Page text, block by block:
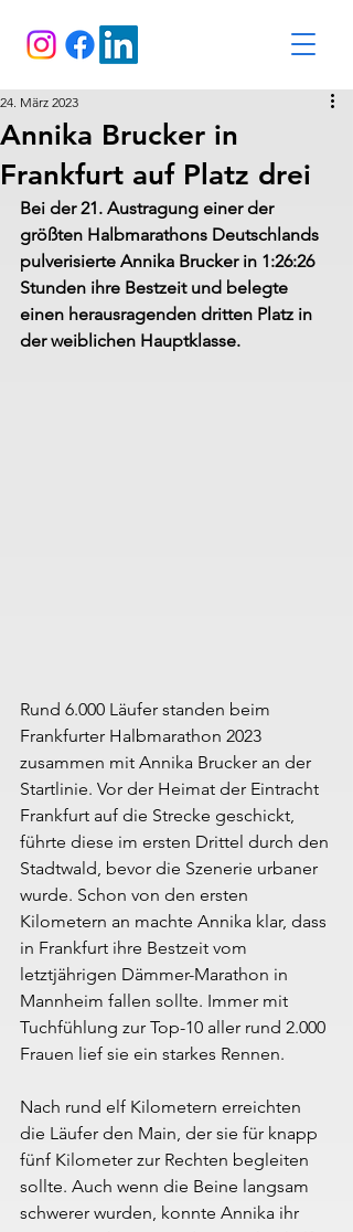
Annika Brucker in
Frankfurt auf Platz drei
24. März 2023
Bei der 21. Austragung einer der
größten Halbmarathons Deutschlands
pulverisierte Annika Brucker in 1:26:26
Stunden ihre Bestzeit und belegte
einen herausragenden dritten Platz in
der weiblichen Hauptklasse.
Rund 6.000 Läufer standen beim
Frankfurter Halbmarathon 2023
zusammen mit Annika Brucker an der
Startlinie. Vor der Heimat der Eintracht
Frankfurt auf die Strecke geschickt,
führte diese im ersten Drittel durch den
Stadtwald, bevor die Szenerie urbaner
wurde. Schon von den ersten
Kilometern an machte Annika klar, dass
in Frankfurt ihre Bestzeit vom
letztjährigen Dämmer-Marathon in
Mannheim fallen sollte. Immer mit
Tuchfühlung zur Top-10 aller rund 2.000
Frauen lief sie ein starkes Rennen.
Nach rund elf Kilometern erreichten
die Läufer den Main, der sie für knapp
fünf Kilometer zur Rechten begleiten
sollte. Auch wenn die Beine langsam
schwerer wurden, konnte Annika ihr